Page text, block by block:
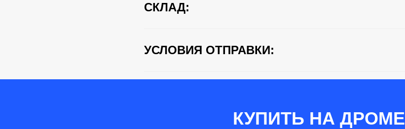
СКЛАД:
УСЛОВИЯ ОТПРАВКИ:
КУПИТЬ НА ДРОМЕ